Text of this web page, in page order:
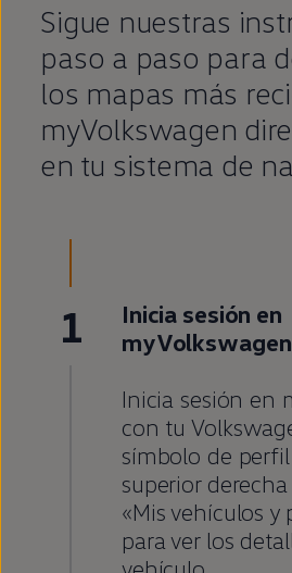
Sigue nuestras
paso a paso para
los mapas más
myVolkswagen
en tu sistema de
1 Inicia sesión en
myVolkswagen
Inicia sesión en
con tu
símbolo de perfil
superior
«Mis vehículos y
para ver los